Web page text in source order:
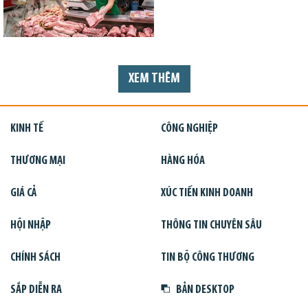
XEM THÊM
KINH TẾ CÔNG NGHIỆP
THƯƠNG MẠI HÀNG HÓA
GIÁ CẢ XÚC TIẾN KINH DOANH
HỘI NHẬP THÔNG TIN CHUYÊN SÂU
CHÍNH SÁCH TIN BỘ CÔNG THƯƠNG
SẮP DIỄN RA BẢN DESKTOP